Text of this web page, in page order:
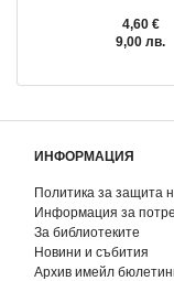
4,60 €
9,00 лв.
ИНФОРМАЦИЯ
Политика за защита
Информация за
За библиотеките
Новини и събития
Архив имейл